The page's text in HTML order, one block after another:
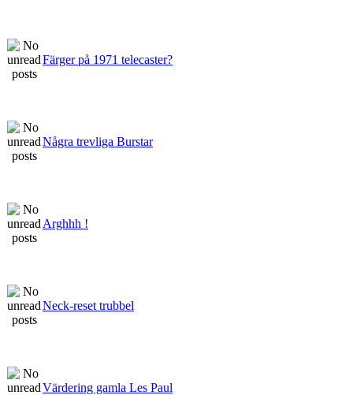
Färger på 1971 telecaster?
Några trevliga Burstar
Arghhh !
Neck-reset trubbel
Värdering gamla Les Paul